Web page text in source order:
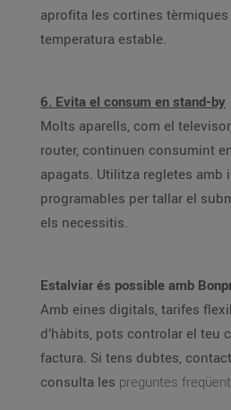
aprofita les cortines
temperatura estable.
6. Evita el consum en stand-by
Molts aparells, com el
router, continuen consumint
apagats. Utilitza regletes amb
programables per tallar el
els necessitis.
Estalviar és possible amb
Amb eines digitals, tarifes
d’hàbits, pots controlar el teu
factura. Si tens dubtes,
consulta les preguntes